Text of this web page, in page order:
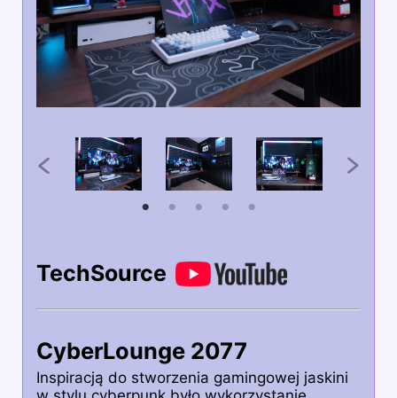
TechSource
CyberLounge 2077
Inspiracją do stworzenia gamingowej jaskini